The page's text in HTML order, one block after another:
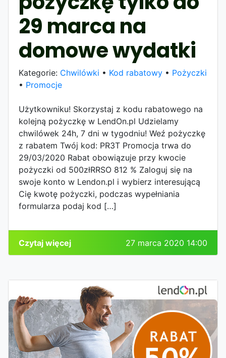
29 marca na
domowe wydatki
Kategorie: Chwilówki • Kod rabatowy • Pożyczki
• Promocje
Użytkowniku! Skorzystaj z kodu rabatowego na
kolejną pożyczkę w LendOn.pl Udzielamy
chwilówek 24h, 7 dni w tygodniu! Weź pożyczkę
z rabatem Twój kod: PR3T Promocja trwa do
29/03/2020 Rabat obowiązuje przy kwocie
pożyczki od 500złRRSO 812 % Zaloguj się na
swoje konto w Lendon.pl i wybierz interesującą
Cię kwotę pożyczki, podczas wypełniania
formularza podaj kod […]
Czytaj więcej 27 marca 2020 14:00